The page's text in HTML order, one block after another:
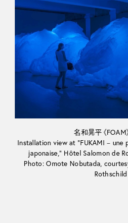
名和晃平《FOAM
Installation view at “FUKAMI ‒ une
japonaise,” Hôtel Salomon de
Photo: Omote Nobutada,
Rothschild